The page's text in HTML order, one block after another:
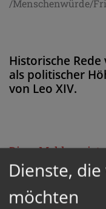
/Menschenwürde/
Historische
als politischer
von Leo XIV.
Diese Meldung ist
loggen Sie sich
Produkt
Dienste,
möchten